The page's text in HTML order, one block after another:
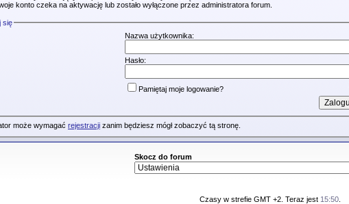
konto czeka na aktywację lub zostało wyłączone przez administratora forum.
się
Nazwa użytkownika:
Hasło:
Pamiętaj moje logowanie?
może wymagać rejestracji zanim będziesz mógł zobaczyć tą stronę.
Skocz do forum
Czasy w strefie GMT +2. Teraz jest 15:50